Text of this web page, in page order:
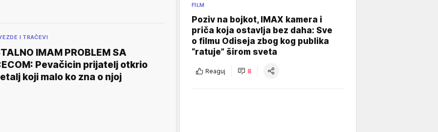
I TRAČEVI
IMAM PROBLEM SA
Pevačicin prijatelj otkrio
koji malo ko zna o njoj
FILM
Poziv na bojkot, IMAX kamera i
priča koja ostavlja bez daha: Sve
o filmu Odiseja zbog kog publika
“ratuje” širom sveta
Reaguj 8